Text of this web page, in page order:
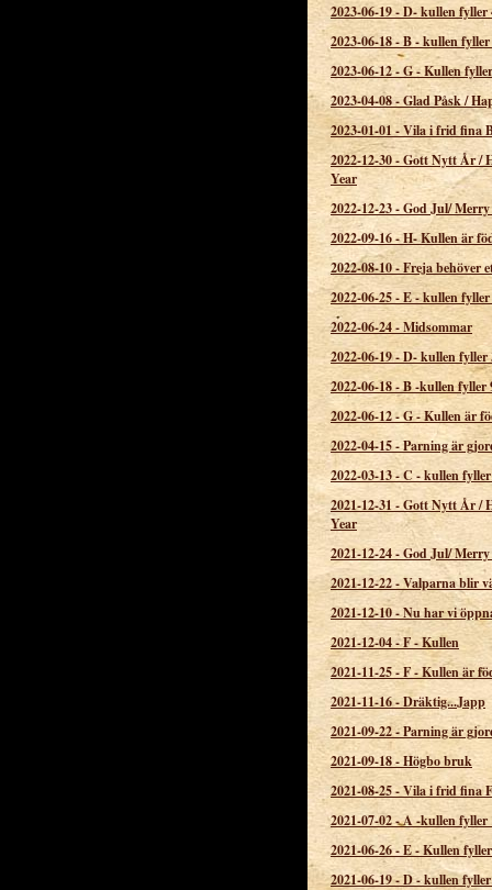
2023-06-19-D- kullen fyller
2023-06-18-B - kullen fyller
2023-06-12-G - Kullen
2023-04-08-Glad Påsk /
2023-01-01-Vila i frid fina
2022-12-30-Gott Nytt År /
Year
2022-12-23-God Jul/
2022-09-16-H- Kullen är
2022-08-10-Freja behöver
2022-06-25-E - kullen
2022-06-24-Midsommar
2022-06-19-D- kullen fyller
2022-06-18-B -kullen fyller
2022-06-12-G - Kullen är
2022-04-15-Parning är
2022-03-13-C - kullen
2021-12-31-Gott Nytt År /
Year
2021-12-24-God Jul/
2021-12-22-Valparna blir
2021-12-10-Nu har vi
2021-12-04-F - Kullen
2021-11-25-F - Kullen är
2021-11-16-Dräktig...Japp
2021-09-22-Parning är
2021-09-18-Högbo bruk
2021-08-25-Vila i frid fina
2021-07-02-A -kullen fyller
2021-06-26-E - Kullen
2021-06-19-D - kullen